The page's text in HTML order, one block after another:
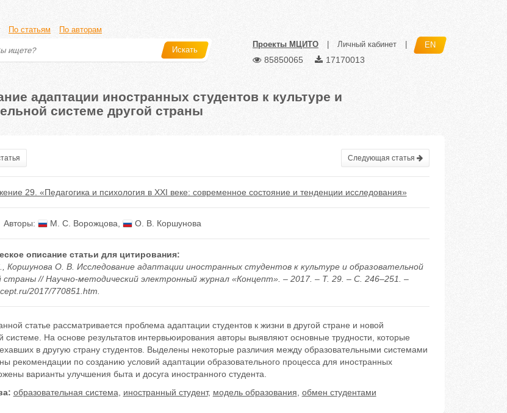
По статьям По авторам
Искать
Проекты МЦИТО Личный кабинет EN
85850065 17170013
адаптации иностранных студентов к культуре и
системе другой страны
Следующая статья
29. «Педагогика и психология в XXI веке: современное состояние и тенденции исследования»
Авторы: М. С. Ворожцова О. В. Коршунова
описание статьи для цитирования:
Коршунова О. В. Исследование адаптации иностранных студентов к культуре и образовательной
страны // Научно-методический электронный журнал «Концепт». – 2017. – Т. 29. – С. 246–251. –
2017/770851.htm.
статье рассматривается проблема адаптации студентов к жизни в другой стране и новой
системе. На основе результатов интервьюирования авторы выявляют основные трудности, которые
в другую страну студентов. Выделены некоторые различия между образовательными системами
рекомендации по созданию условий адаптации образовательного процесса для иностранных
варианты улучшения быта и досуга иностранного студента.
образовательная система иностранный студент, модель образования обмен студентами